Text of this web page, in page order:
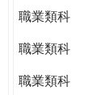
職業類科
職業類科
職業類科